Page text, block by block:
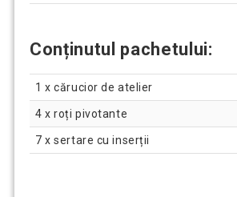
Conținutul pachetului:
1 x cărucior de atelier
4 x roți pivotante
7 x sertare cu inserții